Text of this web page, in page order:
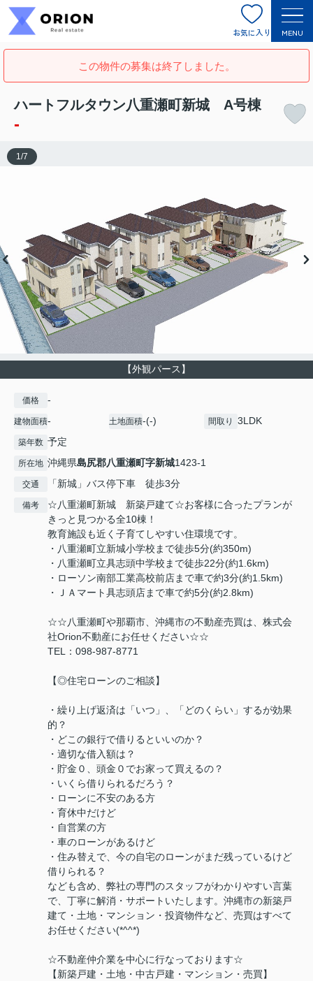
お気に入り MENU
この物件の募集は終了しました。
ハートフルタウン八重瀬町新城 A号棟
-
【外観パース】
1 /7
価格 -
建物面積- 土地面積-(-) 間取り 3LDK
築年数 予定
所在地 沖縄県島尻郡八重瀬町字新城1423-1
交通 「新城」バス停下車 徒歩3分
備考
☆八重瀬町新城 新築戸建て☆お客様に合ったプランが
きっと見つかる全10棟！
教育施設も近く子育てしやすい住環境です。
・八重瀬町立新城小学校まで徒歩5分(約350m)
・八重瀬町立具志頭中学校まで徒歩22分(約1.6km)
・ローソン南部工業高校前店まで車で約3分(約1.5km)
・ＪＡマート具志頭店まで車で約5分(約2.8km)
☆☆八重瀬町や那覇市、沖縄市の不動産売買は、株式会
社Orion不動産にお任せください☆☆
TEL：098-987-8771
【◎住宅ローンのご相談】
・繰り上げ返済は「いつ」、「どのくらい」するが効果
的？
・どこの銀行で借りるといいのか？
・適切な借入額は？
・貯金０、頭金０でお家って買えるの？
・いくら借りられるだろう？
・ローンに不安のある方
・育休中だけど
・自営業の方
・車のローンがあるけど
・住み替えで、今の自宅のローンがまだ残っているけど
借りられる？
なども含め、弊社の専門のスタッフがわかりやすい言葉
で、丁寧に解消・サポートいたします。沖縄市の新築戸
建て・土地・マンション・投資物件など、売買はすべて
お任せください(*^^*)
☆不動産仲介業を中心に行なっております☆
【新築戸建・土地・中古戸建・マンション・売買】